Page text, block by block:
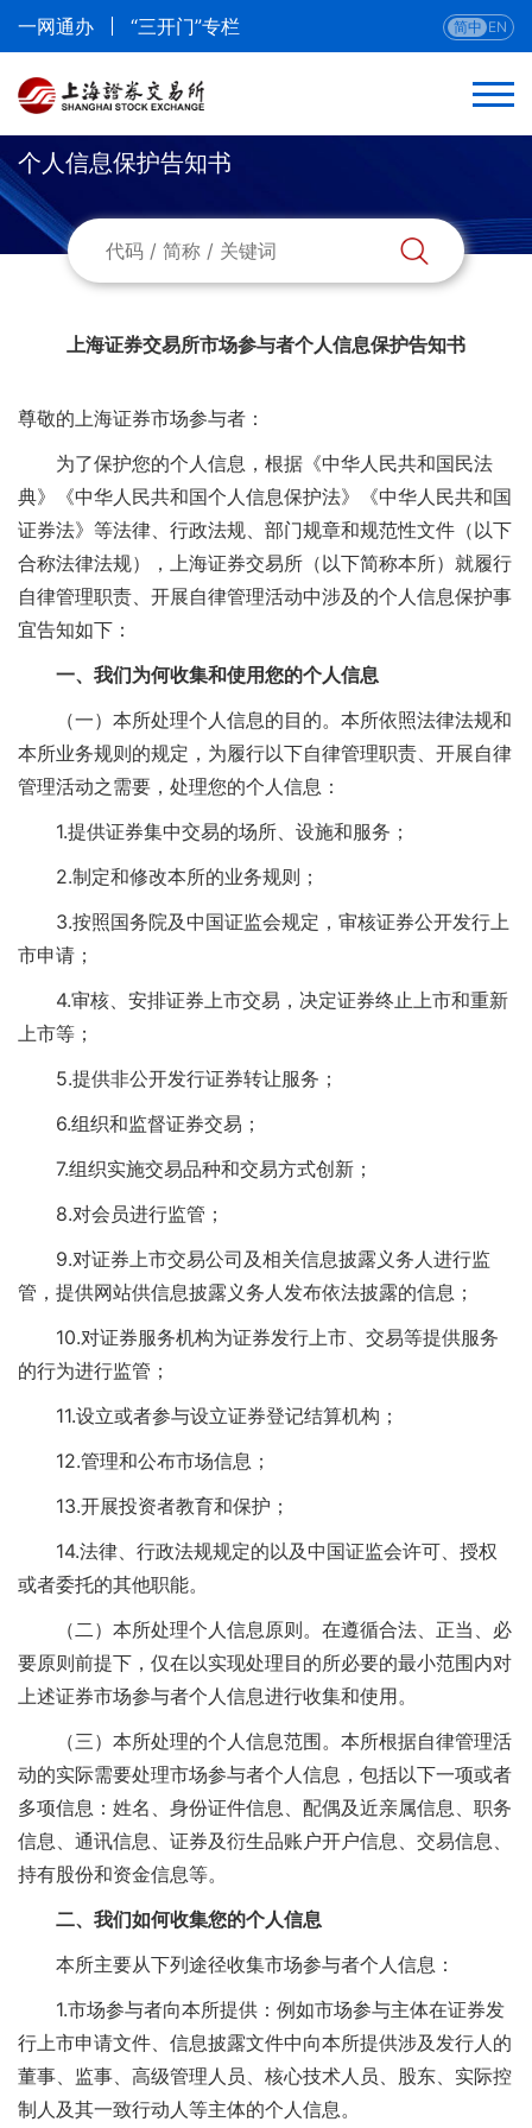
一网通办 “三开门”专栏 简中 EN
个人信息保护告知书
上海证券交易所市场参与者个人信息保护告知书
尊敬的上海证券市场参与者：
为了保护您的个人信息，根据《中华人民共和国民法
典》《中华人民共和国个人信息保护法》《中华人民共和国
证券法》等法律、行政法规、部门规章和规范性文件（以下
合称法律法规），上海证券交易所（以下简称本所）就履行
自律管理职责、开展自律管理活动中涉及的个人信息保护事
宜告知如下：
一、我们为何收集和使用您的个人信息
（一）本所处理个人信息的目的。本所依照法律法规和
本所业务规则的规定，为履行以下自律管理职责、开展自律
管理活动之需要，处理您的个人信息：
1.提供证券集中交易的场所、设施和服务；
2.制定和修改本所的业务规则；
3.按照国务院及中国证监会规定，审核证券公开发行上
市申请；
4.审核、安排证券上市交易，决定证券终止上市和重新
上市等；
5.提供非公开发行证券转让服务；
6.组织和监督证券交易；
7.组织实施交易品种和交易方式创新；
8.对会员进行监管；
9.对证券上市交易公司及相关信息披露义务人进行监
管，提供网站供信息披露义务人发布依法披露的信息；
10.对证券服务机构为证券发行上市、交易等提供服务
的行为进行监管；
11.设立或者参与设立证券登记结算机构；
12.管理和公布市场信息；
13.开展投资者教育和保护；
14.法律、行政法规规定的以及中国证监会许可、授权
或者委托的其他职能。
（二）本所处理个人信息原则。在遵循合法、正当、必
要原则前提下，仅在以实现处理目的所必要的最小范围内对
上述证券市场参与者个人信息进行收集和使用。
（三）本所处理的个人信息范围。本所根据自律管理活
动的实际需要处理市场参与者个人信息，包括以下一项或者
多项信息：姓名、身份证件信息、配偶及近亲属信息、职务
信息、通讯信息、证券及衍生品账户开户信息、交易信息、
持有股份和资金信息等。
二、我们如何收集您的个人信息
本所主要从下列途径收集市场参与者个人信息：
1.市场参与者向本所提供：例如市场参与主体在证券发
行上市申请文件、信息披露文件中向本所提供涉及发行人的
董事、监事、高级管理人员、核心技术人员、股东、实际控
制人及其一致行动人等主体的个人信息。